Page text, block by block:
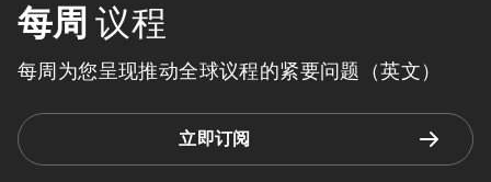
每周 议程
每周为您呈现推动全球议程的紧要问题（英文）
立即订阅